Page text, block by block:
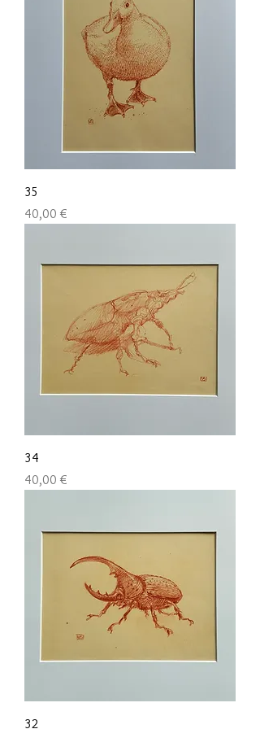
35
Preis
40,00 €
34
Preis
40,00 €
32